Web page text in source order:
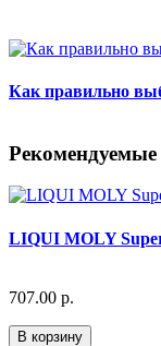
Как правильно
Рекомендуемые
LIQUI MOLY
707.00 р.
В корзину